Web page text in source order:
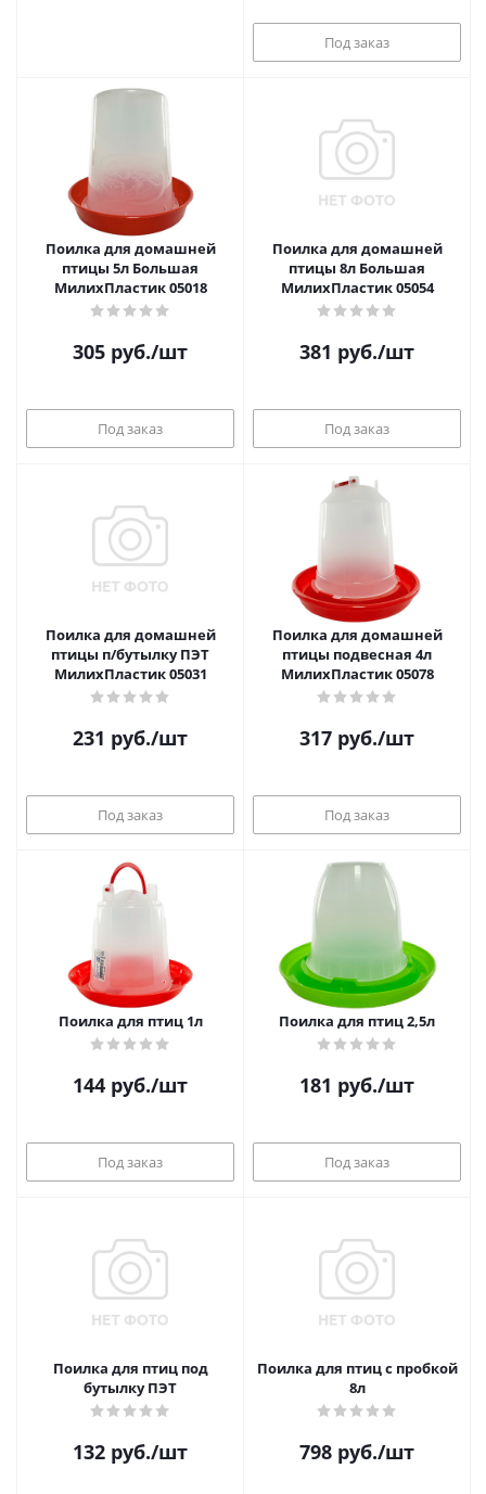
Под заказ
Поилка для домашней
птицы 5л Большая
МилихПластик 05018
305 руб./шт
Под заказ
Поилка для домашней
птицы 8л Большая
МилихПластик 05054
381 руб./шт
Под заказ
Поилка для домашней
птицы п/бутылку ПЭТ
МилихПластик 05031
231 руб./шт
Под заказ
Поилка для домашней
птицы подвесная 4л
МилихПластик 05078
317 руб./шт
Под заказ
Поилка для птиц 1л
144 руб./шт
Под заказ
Поилка для птиц 2,5л
181 руб./шт
Под заказ
Поилка для птиц под
бутылку ПЭТ
132 руб./шт
Поилка для птиц с пробкой
8л
798 руб./шт